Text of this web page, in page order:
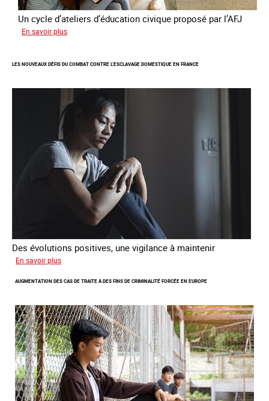
Un cycle d’ateliers d’éducation civique proposé par l’AFJ
En savoir plus
étrangère
de
traite
citoyenne
LES NOUVEAUX DÉFIS DU COMBAT CONTRE L’ESCLAVAGE DOMESTIQUE EN FRANCE
Des évolutions positives, une vigilance à maintenir
En savoir plus
nouveaux
du
combat
contre
l’esclavage
domestique
en
France
AUGMENTATION DES CAS DE TRAITE À DES FINS DE CRIMINALITÉ FORCÉE EN EUROPE